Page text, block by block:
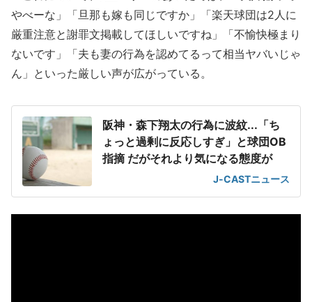
やべーな」「旦那も嫁も同じですか」「楽天球団は2人に
厳重注意と謝罪文掲載してほしいですね」「不愉快極まり
ないです」「夫も妻の行為を認めてるって相当ヤバいじゃ
ん」といった厳しい声が広がっている。
阪神・森下翔太の行為に波紋...「ち
ょっと過剰に反応しすぎ」と球団OB
指摘 だがそれより気になる態度が
J-CASTニュース